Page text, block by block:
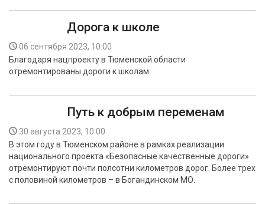
Дорога к школе
06 сентября 2023, 10:00
Благодаря нацпроекту в Тюменской области
отремонтированы дороги к школам.
Путь к добрым переменам
30 августа 2023, 10:00
В этом году в Тюменском районе в рамках реализации
национального проекта «Безопасные качественные дороги»
отремонтируют почти полсотни километров дорог. Более трех
с половиной километров – в Богандинском МО.